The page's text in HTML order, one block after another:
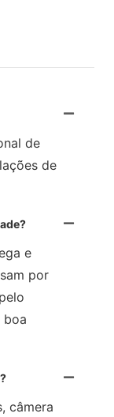
de
de
e
por
boa
câmera